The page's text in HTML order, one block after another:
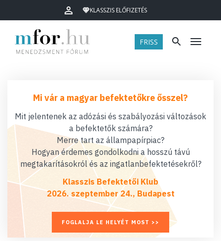
KLASSZIS ELŐFIZETÉS
FRISS Menü
Mi vár a magyar befektetőkre ősszel?
Mit jelentenek az adózási és szabályozási változások
a befektetők számára?
Merre tart az állampapírpiac?
Hogyan érdemes gondolkodni a hosszú távú
megtakarításokról és az ingatlanbefektetésekről?
Klasszis Befektetői Klub
2026. szeptember 24., Budapest
FOGLALJA LE HELYÉT MOST >>